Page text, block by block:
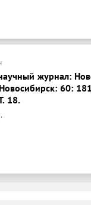
журнал:
60:
18.